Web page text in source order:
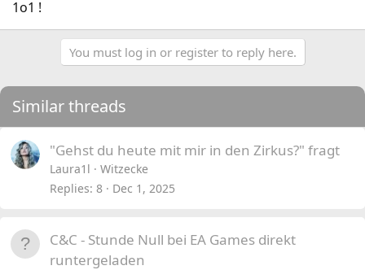
1o1 !
You must log in or register to reply here.
Similar threads
"Gehst du heute mit mir in den Zirkus?" fragt
Laura1l
Witzecke
Replies 8 Dec 1, 2025
C&C - Stunde Null bei EA Games direkt
runtergeladen